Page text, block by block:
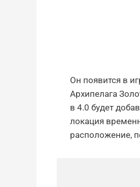
Он появится в
Архипелага
в 4.0 будет
локация
расположение,